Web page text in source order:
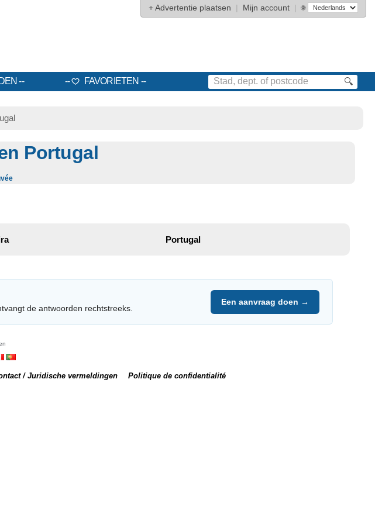
+Advertentie plaatsen | Mijn account | 🌐
FAVORIETEN 🔍
Portugal
Portugal
de antwoorden rechtstreeks.
Een aanvraag doen →
/ Juridische vermeldingen Politique de confidentialité